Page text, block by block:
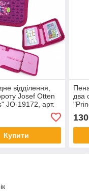
відділення,
Josef Otten
JO-19172, арт.
Купити
два
130